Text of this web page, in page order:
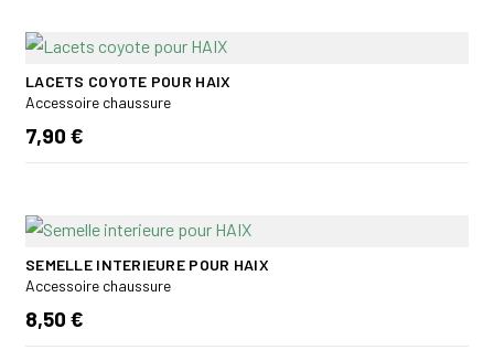
LACETS COYOTE POUR HAIX
Accessoire chaussure
7,90 €
SEMELLE INTERIEURE POUR HAIX
Accessoire chaussure
8,50 €